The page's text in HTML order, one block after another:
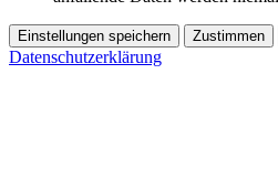
Einstellungen speichern Zustimmen
Datenschutzerklärung